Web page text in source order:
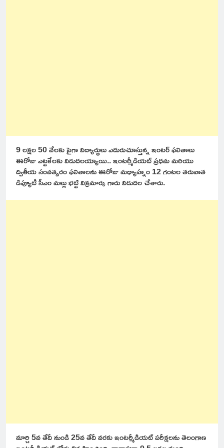
9 లక్షల 50 వేలకు పైగా విద్యార్థులు ఎదురుచూస్తున్న ఇంటర్ ఫలితాలు
ఈరోజు ఎట్టకేలకు విడుదలయ్యాయి.. ఇంటర్మీడియట్ ప్రధమ మరియు
ద్వితీయ సంవత్సరం ఫలితాలను ఈరోజు మధ్యాహ్నం 12 గంటల తరువాత
డిప్యూటీ సీఎం మల్లు భట్టి విక్రమార్క గారు విడుదల చేశారు.
మార్చి 5వ తేదీ నుండి 25వ తేదీ వరకు ఇంటర్మీడియట్ పరీక్షలను తెలంగాణ